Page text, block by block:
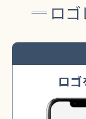
ロ
ロ